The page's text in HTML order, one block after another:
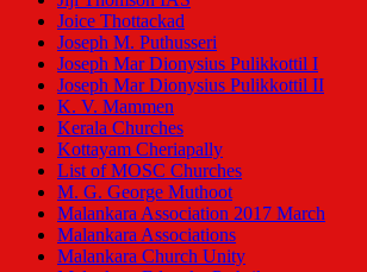
Joice Thottackad
Joseph M. Puthusseri
Joseph Mar Dionysius Pulikkottil I
Joseph Mar Dionysius Pulikkottil II
K. V. Mammen
Kerala Churches
Kottayam Cheriapally
List of MOSC Churches
M. G. George Muthoot
Malankara Association 2017 March
Malankara Associations
Malankara Church Unity